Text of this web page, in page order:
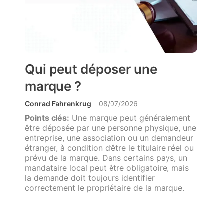
Qui peut déposer une
marque ?
Conrad Fahrenkrug 08/07/2026
Points clés: Une marque peut généralement
être déposée par une personne physique, une
entreprise, une association ou un demandeur
étranger, à condition d’être le titulaire réel ou
prévu de la marque. Dans certains pays, un
mandataire local peut être obligatoire, mais
la demande doit toujours identifier
correctement le propriétaire de la marque.